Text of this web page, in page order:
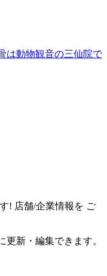
は動物観音の三仙院で
! 店舗/企業情報を ご
新・編集できます。